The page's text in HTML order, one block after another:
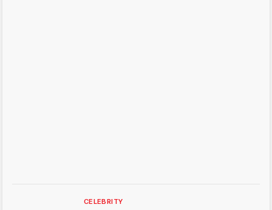
CELEBRITY